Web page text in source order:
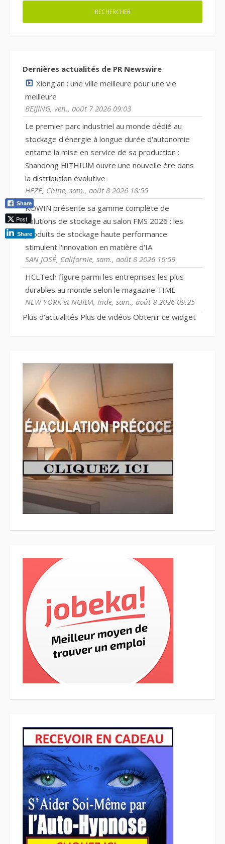
Dernières actualités de PR Newswire
Xiong'an : une ville meilleure pour une vie
meilleure
BEIJING, ven., août 7 2026 09:03
Le premier parc industriel au monde dédié au
stockage d'énergie à longue durée d'autonomie
entame la mise en service de sa production :
Shandong HiTHIUM ouvre une nouvelle ère dans
la distribution évolutive
HEZE, Chine, sam., août 8 2026 18:55
KOWIN présente sa gamme complète de
solutions de stockage au salon FMS 2026 : les
produits de stockage haute performance
stimulent l'innovation en matière d'IA
SAN JOSÉ, Californie, sam., août 8 2026 16:59
HCLTech figure parmi les entreprises les plus
durables au monde selon le magazine TIME
NEW YORK et NOIDA, Inde, sam., août 8 2026 09:25
Plus d'actualités Plus de vidéos Obtenir ce widget
Share
Post
Share